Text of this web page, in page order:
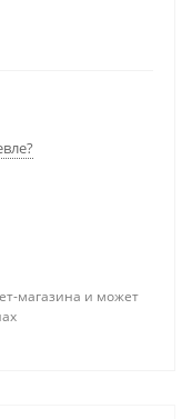
магазина и может